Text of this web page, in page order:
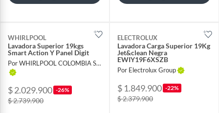
WHIRLPOOL
Lavadora Superior 19kgs
Smart Action Y Panel Digit
Por WHIRLPOOL COLOMBIA S A S
$ 2.029.900 -26%
$ 2.739.900
ELECTROLUX
Lavadora Carga Superior 19Kg
Jet&clean Negra
EWIY19F6XSZB
Por Electrolux Group
$ 1.849.900 -22%
$ 2.379.900